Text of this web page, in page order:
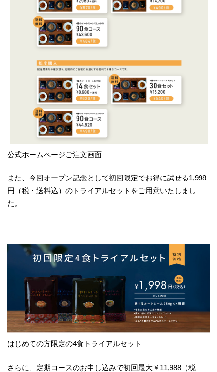
公式ホームページご注文画面
また、今回オープン記念として初回限定でお得に試せる1,998
円（税・送料込）のトライアルセットをご用意いたしまし
た。
はじめての方限定の4食トライアルセット
さらに、定期コースのお申し込みで初回最大￥11,988（税